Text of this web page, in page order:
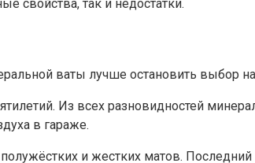
свойства, так и недостатки.
ваты лучше остановить выбор
Из всех разновидностей
в гараже.
и жестких матов.